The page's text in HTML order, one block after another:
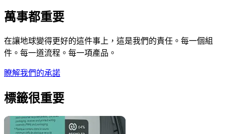
萬事都重要
在讓地球變得更好的這件事上，這是我們的責任。每一個組
件。每一道流程。每一項產品。
瞭解我們的承諾
標籤很重要